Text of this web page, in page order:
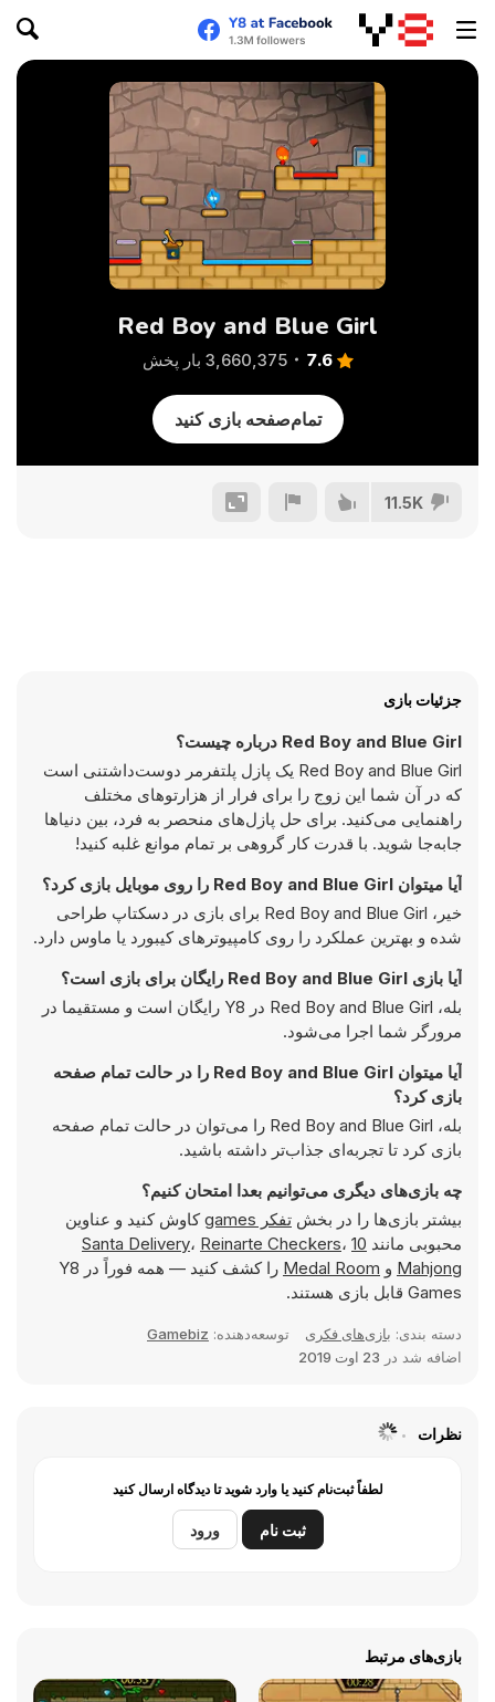
Red Boy and Blue Girl
7.6 3,660,375 بار پخش
تمام‌صفحه بازی کنید
11.5K
جزئیات بازی
Red Boy and Blue Girl درباره چیست؟
Red Boy and Blue Girl یک پازل پلتفرمر دوست‌داشتنی است
که در آن شما این زوج را برای فرار از هزارتوهای مختلف
راهنمایی می‌کنید. برای حل پازل‌های منحصر به فرد، بین دنیاها
جابه‌جا شوید. با قدرت کار گروهی بر تمام موانع غلبه کنید!
آیا میتوان Red Boy and Blue Girl را روی موبایل بازی کرد؟
خیر، Red Boy and Blue Girl برای بازی در دسکتاپ طراحی
شده و بهترین عملکرد را روی کامپیوتر‌های کیبورد یا ماوس دارد.
آیا بازی Red Boy and Blue Girl رایگان برای بازی است؟
بله، Red Boy and Blue Girl در Y8 رایگان است و مستقیما در
مرورگر شما اجرا می‌شود.
آیا میتوان Red Boy and Blue Girl را در حالت تمام صفحه
بازی کرد؟
بله، Red Boy and Blue Girl را می‌توان در حالت تمام صفحه
بازی کرد تا تجربه‌ای جذاب‌تر داشته باشید.
چه بازی‌های دیگری می‌توانیم بعدا امتحان کنیم؟
بیشتر بازی‌ها را در بخش تفکر games
کاوش کنید و عناوین
محبوبی مانند
Santa Delivery، Reinarte Checkers، 10
Mahjong و Medal Room
را کشف کنید — همه فوراً در Y8
Games قابل بازی هستند.
دسته بندی: بازی‌های فکری توسعه‌دهنده: Gamebiz
اضافه شد در 23 اوت 2019
نظرات
لطفاً ثبت‌نام کنید یا وارد شوید تا دیدگاه ارسال کنید
ثبت نام ورود
بازی‌های مرتبط